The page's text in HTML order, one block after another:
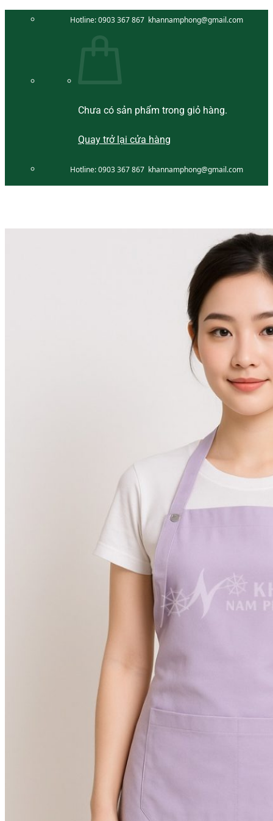
Hotline:0903 367 867 khannamphong@gmail.com
Chưa có sản phẩm trong giỏ hàng.
Quay trở lại cửa hàng
Hotline:0903 367 867 khannamphong@gmail.com
Khăn Nhà Nghỉ
Thảm Chân Khách Sạn
KHĂN QUÀ TẶNG
Khăn Tắm
Khăn Tắm 50×100
Khăn Tắm 60×120
Khăn Tắm 70×140
Khăn Mặt
Khăn Mặt 34×70
Khăn Mặt 34×80
Khăn Mặt 40×80
Khăn Tay
Khăn Tay 20×20
Khăn Tay 25×25
ĐỒNG PHỤC SPA